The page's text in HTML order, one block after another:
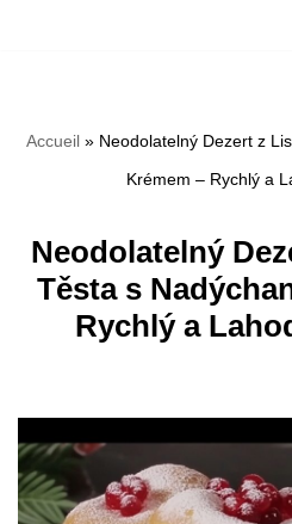
contenu
Accueil » Neodolatelný Dezert z
Krémem – Rychlý a
Neodolatelný
Těsta s
Rychlý a